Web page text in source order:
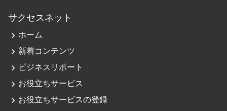
サクセスネット
navigate_next ホーム
navigate_next 新着コンテンツ
navigate_next ビジネスリポート
navigate_next お役立ちサービス
navigate_next お役立ちサービスの登録